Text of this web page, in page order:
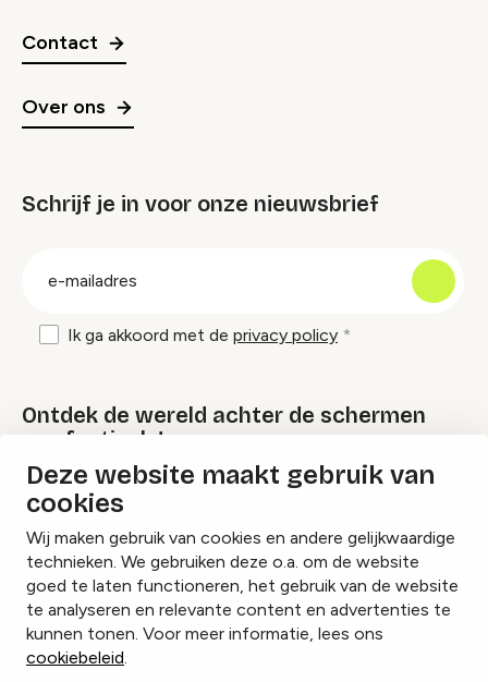
Deze website maakt gebruik van
cookies
Wij maken gebruik van cookies en andere gelijkwaardige
technieken. We gebruiken deze o.a. om de website
goed te laten functioneren, het gebruik van de website
te analyseren en relevante content en advertenties te
kunnen tonen. Voor meer informatie, lees ons
cookiebeleid.
Contact
Over ons
Schrijf je in voor onze nieuwsbrief
Ik ga akkoord met de privacy policy
Ontdek de wereld achter de schermen
van festivals!
Lees onze Festival Specials
InstagramFacebookLinkedIn